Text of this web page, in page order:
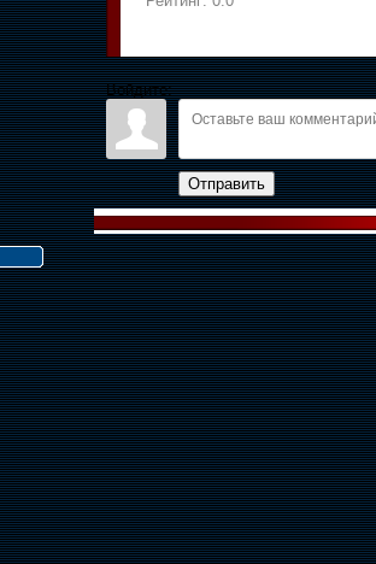
Войдите:
Отправить